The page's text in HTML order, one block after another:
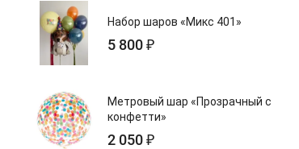
Шар из фольги «Круг, С Днем
рождения (пирожное)»
арт.s134185v-116
Шар из фольги
Набор шаров «Микс 401»
5 800 ₽
Метровый шар «Прозрачный с
конфетти»
2 050 ₽